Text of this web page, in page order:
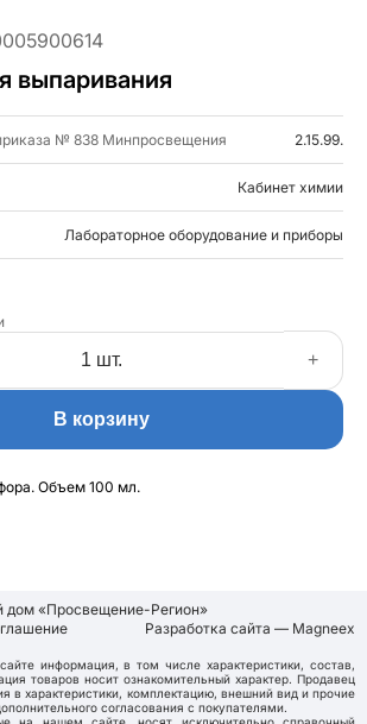
выпаривания
№ 838 Минпросвещения 2.15.99.
Кабинет химии
Лабораторное оборудование и приборы
+
В корзину
Объем 100 мл.
«Просвещение-Регион»
Разработка сайта — Magneex
информация, в том числе характеристики, состав,
товаров носит ознакомительный характер. Продавец
в характеристики, комплектацию, внешний вид и прочие
согласования с покупателями.